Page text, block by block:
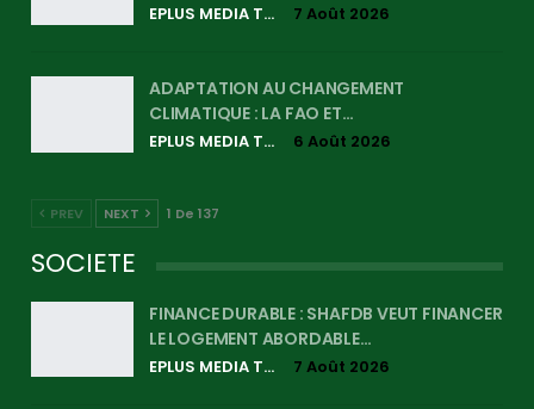
EPLUS MEDIA TV 7 Août 2026
ADAPTATION AU CHANGEMENT
CLIMATIQUE : LA FAO ET…
EPLUS MEDIA TV 6 Août 2026
PREV NEXT 1 De 137
SOCIETE
FINANCE DURABLE : SHAFDB VEUT FINANCER
LE LOGEMENT ABORDABLE…
EPLUS MEDIA TV 7 Août 2026